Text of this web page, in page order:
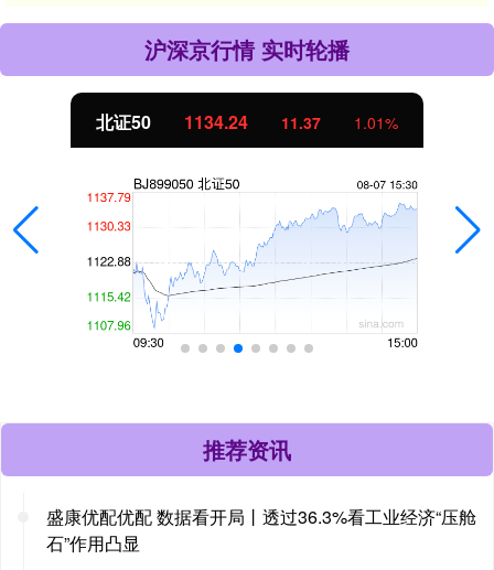
沪深京行情 实时轮播
北证50 1134.24 11.37 1.01%
推荐资讯
盛康优配优配 数据看开局丨透过36.3%看工业经济“压舱
石”作用凸显